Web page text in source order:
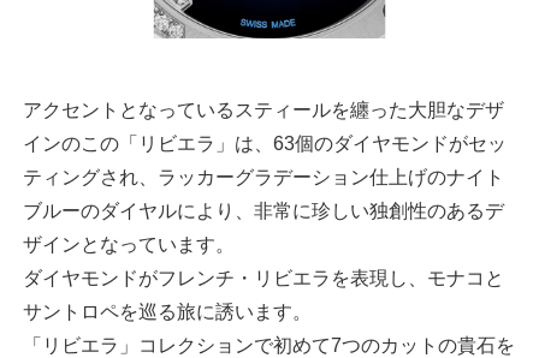
アクセントとなっているスティールを纏った大胆なデザ
インのこの「リビエラ」は、63個のダイヤモンドがセッ
ティングされ、ラッカーグラデーション仕上げのナイト
ブルーのダイヤルにより、非常に珍しい独創性のあるデ
ザインとなっています。
ダイヤモンドがフレンチ・リビエラを表現し、モナコと
サントロペを巡る旅に誘います。
「リビエラ」コレクションで初めて7つのカットの貴石を